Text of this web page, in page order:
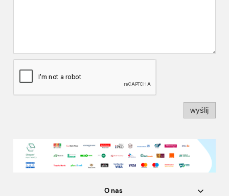
wyślij
O nas